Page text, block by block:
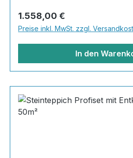
und einfach zu verlegen.
Shop nach Ihrer
gleich los!Inhalt 20x25kg
Grundierung AT-EG30 40kg
Regulärer Preis:
1.558,00 €
Preise inkl. MwSt. zzgl.
In den